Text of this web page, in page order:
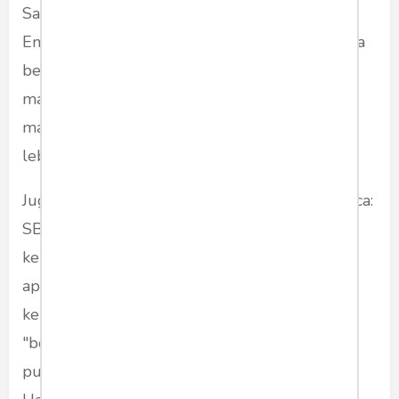
Sayang Antasari Azhar tak mau buka-bukaan.
Entah kenapa? Bahwa Ketua dan komisionernya
berganti rupa. Realitasnya selama operatornya
masih sama saja. Perkembangan kasus korupsi
masih akan sama saja: tebang pilih dan justru
lebih sebagai alat politik.
Juga bukti bahwa KPK "berpihak" padanya (baca:
SBY dan anak-istrinya) juga sudah terlalu
kentara. Dalam nyaris semua kasus besar,
apapun itu. Sangat jelas ada jejak aliran dana
kepada mereka, bahkan Nazaruddin sebagai
"benggolnya" dengan sangat jelas di muka
publik menyebut Ibas menerima duit dari